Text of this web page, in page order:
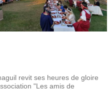
revit ses heures de gloire
"Les amis de